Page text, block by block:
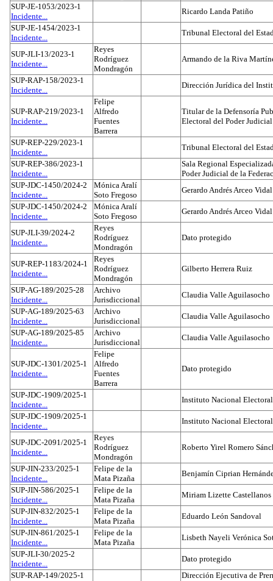
SUP-JE-1053/2023-1
Incidente...
Ricardo Landa Patiño
SUP-JE-1454/2023-1
Incidente...
Tribunal Electoral del
SUP-JLI-13/2023-1
Incidente...
Reyes
Rodríguez
Mondragón
Armando de la Riva
SUP-RAP-158/2023-1
Incidente...
Dirección Jurídica del
SUP-RAP-219/2023-1
Incidente...
Felipe
Alfredo
Fuentes
Barrera
Titular de la Defensoría
Electoral del Poder
SUP-REP-229/2023-1
Incidente...
Tribunal Electoral del
SUP-REP-386/2023-1
Incidente...
Sala Regional
Poder Judicial de la
SUP-JDC-1450/2024-2
Incidente...
Mónica Aralí
Soto Fregoso
Gerardo Andrés Arceo Vidal
SUP-JDC-1450/2024-2
Incidente...
Mónica Aralí
Soto Fregoso
Gerardo Andrés Arceo Vidal
SUP-JLI-39/2024-2
Incidente...
Reyes
Rodríguez
Mondragón
Dato protegido
SUP-REP-1183/2024-1
Incidente...
Reyes
Rodríguez
Mondragón
Gilberto Herrera Ruiz
SUP-AG-189/2025-28
Incidente...
Archivo
Jurisdiccional
Claudia Valle Aguilasocho
SUP-AG-189/2025-63
Incidente...
Archivo
Jurisdiccional
Claudia Valle Aguilasocho
SUP-AG-189/2025-85
Incidente...
Archivo
Jurisdiccional
Claudia Valle Aguilasocho
SUP-JDC-1301/2025-1
Incidente...
Felipe
Alfredo
Fuentes
Barrera
Dato protegido
SUP-JDC-1909/2025-1
Incidente...
Instituto Nacional Electoral
SUP-JDC-1909/2025-1
Incidente...
Instituto Nacional Electoral
SUP-JDC-2091/2025-1
Incidente...
Reyes
Rodríguez
Mondragón
Roberto Yirel Romero
SUP-JIN-233/2025-1
Incidente...
Felipe de la
Mata Pizaña
Benjamín Ciprian
SUP-JIN-586/2025-1
Incidente...
Felipe de la
Mata Pizaña
Miriam Lizette Castellanos
SUP-JIN-832/2025-1
Incidente...
Felipe de la
Mata Pizaña
Eduardo León Sandoval
SUP-JIN-861/2025-1
Incidente...
Felipe de la
Mata Pizaña
Lisbeth Nayeli Verónica
SUP-JLI-30/2025-2
Incidente...
Dato protegido
SUP-RAP-149/2025-1
Dirección Ejecutiva de